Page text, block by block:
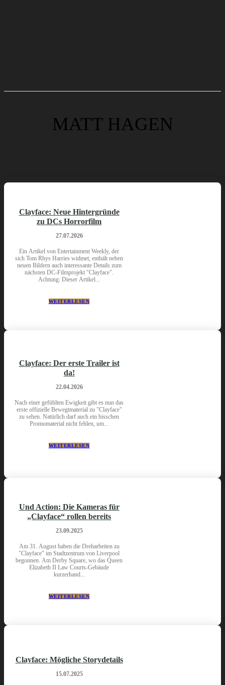
MATT HAGEN
Clayface: Neue Hintergründe
zu DCs Horrorfilm
27.07.2026
Ein Artikel von Entertainment Weekly, der
sich Tom Rhys Harries widmet, enthält neben
neuen Bildern auch interessante Details zum
nächsten DC-Filmprojekt "Clayface".
Achtung: Dieser Artikel...
WEITERLESEN
Clayface: Der erste Trailer ist
da!
22.04.2026
Nach einer gefühlten Ewigkeit gibt es nun das
erste offizielle Bewegtmaterial zu "Clayface"
zu sehen. Natürlich darf auch ein bisschen
Promomaterial nicht fehlen, um...
WEITERLESEN
Und Action: Die Kameras für
„Clayface“ rollen bereits
23.09.2025
Am 31. August haben die Dreharbeiten zu
"Clayface" im Stadtzentrum von Liverpool
begonnen. Am Derby Square, wo das Queen
Elizabeth II Law Courts-Gebäude
kurzerhand...
WEITERLESEN
Clayface: Mögliche Storydetails
15.07.2025